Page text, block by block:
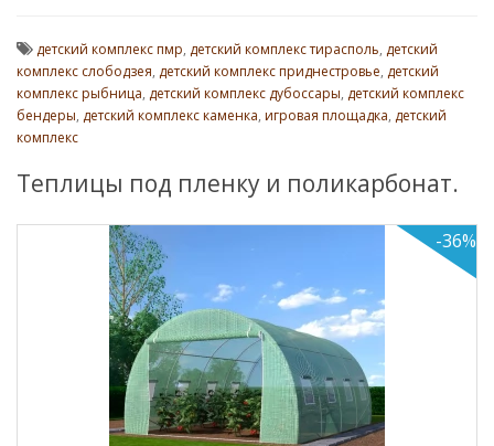
детский комплекс пмр, детский комплекс тирасполь, детский
комплекс слободзея, детский комплекс приднестровье, детский
комплекс рыбница, детский комплекс дубоссары, детский комплекс
бендеры, детский комплекс каменка, игровая площадка, детский
комплекс
Теплицы под пленку и поликарбонат.
-36%